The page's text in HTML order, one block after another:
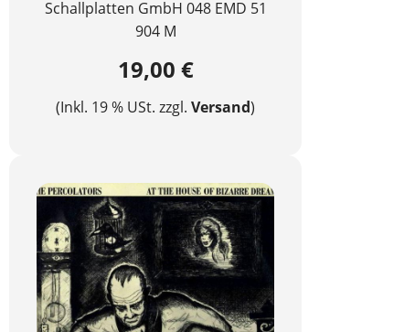
Schallplatten GmbH 048 EMD 51
904 M
19,00 €
(Inkl. 19 % USt. zzgl. Versand)